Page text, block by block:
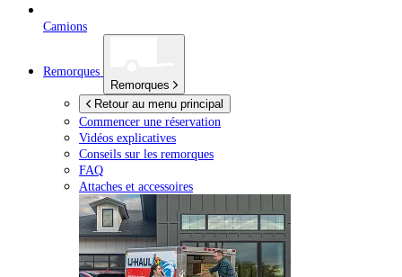
Camions
Remorques
Remorques
Retour au menu principal
Commencer une réservation
Vidéos explicatives
Conseils sur les remorques
FAQ
Attaches et accessoires